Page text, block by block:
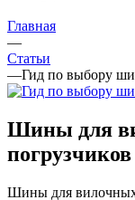
Главная
—
Статьи
—Гид по выбору
Шины для
Шины для